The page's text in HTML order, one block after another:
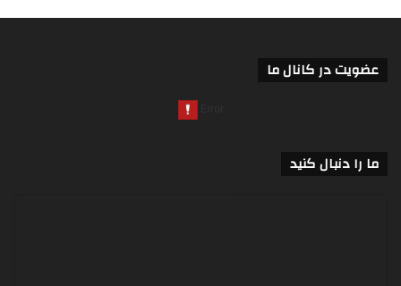
عضویت در کانال ما
ما را دنبال کنید